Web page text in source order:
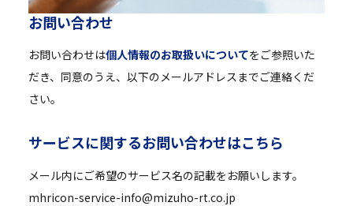
お問い合わせ
お問い合わせは個人情報のお取扱いについてをご参照いた
だき、同意のうえ、以下のメールアドレスまでご連絡くだ
さい。
サービスに関するお問い合わせはこちら
メール内にご希望のサービス名の記載をお願いします。
mhricon-service-info@mizuho-rt.co.jp